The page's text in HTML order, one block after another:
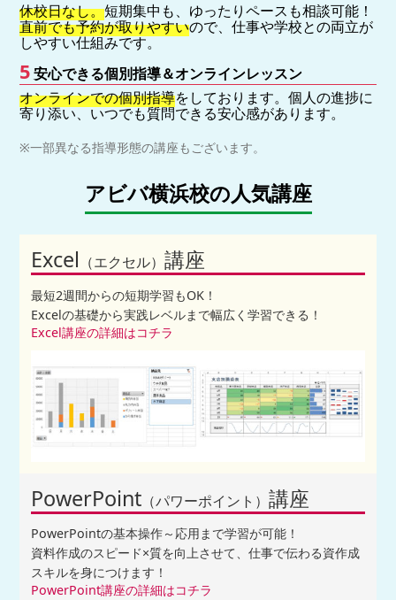
休校日なし。短期集中も、ゆったりペースも相談可能！
直前でも予約が取りやすいので、仕事や学校との両立が
しやすい仕組みです。
5安心できる個別指導＆オンラインレッスン
オンラインでの個別指導をしております。個人の進捗に
寄り添い、いつでも質問できる安心感があります。
※一部異なる指導形態の講座もございます。
アビバ横浜校の人気講座
Excel （エクセル）講座
最短2週間からの短期学習もOK！
Excelの基礎から実践レベルまで幅広く学習できる！
Excel講座の詳細はコチラ
PowerPoint （パワーポイント）講座
PowerPointの基本操作～応用まで学習が可能！
資料作成のスピード×質を向上させて、仕事で伝わる資作成
スキルを身につけます！
PowerPoint講座の詳細はコチラ